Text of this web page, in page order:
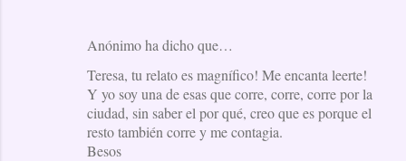
Anónimo ha dicho que…
Teresa, tu relato es magnífico! Me encanta leerte!
Y yo soy una de esas que corre, corre, corre por la
ciudad, sin saber el por qué, creo que es porque el
resto también corre y me contagia.
Besos